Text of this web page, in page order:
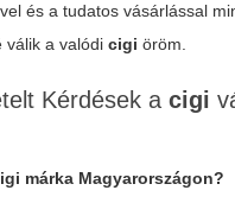
és a tudatos vásárlással
válik a valódi cigi öröm.
Kérdések a cigi
márka Magyarországon?